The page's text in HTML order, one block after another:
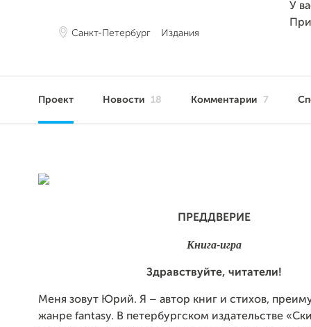
Санкт-Петербург Издания
У
Проект Новости 18 Комментарии 7
ПРЕДДВЕРИЕ
Книга-игра
Здравствуйте, читатели!
Меня зовут Юрий. Я – автор книг и стихов,
жанре fantasy. В петербургском издательстве